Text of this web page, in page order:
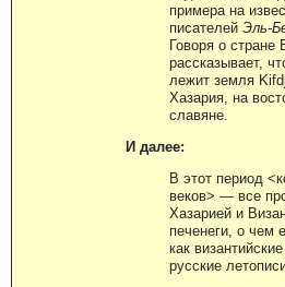
примера на
писателей Эль-
Говоря о стране
рассказывает,
лежит земля
Хазария, на
славяне.
И далее:
В этот период
веков> — все
Хазарией и
печенеги, о чем
как
русские